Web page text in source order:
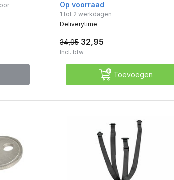
Op voorraad
1 tot 2 werkdagen
Deliverytime
34,95 32,95
Incl. btw
Toevoegen